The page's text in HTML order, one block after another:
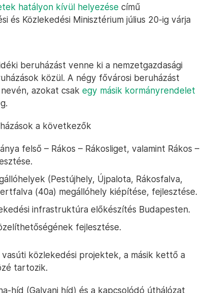
hatályon kívül helyezése című
és Közlekedési Minisztérium július 20-ig várja
beruházást venne ki a nemzetgazdasági
közül. A négy fővárosi beruházást
azokat csak egy másik kormányrendelet
a következők
felső – Rákos – Rákosliget, valamint Rákos –
(Pestújhely, Újpalota, Rákosfalva,
(40a) megállóhely kiépítése, fejlesztése.
infrastruktúra előkészítés Budapesten.
fejlesztése.
közlekedési projektek, a másik kettő a
tartozik.
híd (Galvani híd) és a kapcsolódó úthálózat